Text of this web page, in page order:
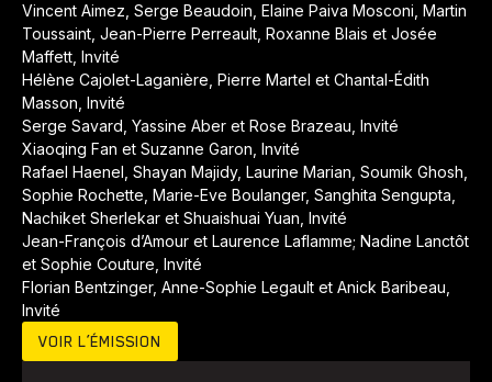
Vincent Aimez, Serge Beaudoin, Elaine Paiva Mosconi, Martin
Toussaint, Jean-Pierre Perreault, Roxanne Blais et Josée
Maffett, Invité
Hélène Cajolet-Laganière, Pierre Martel et Chantal-Édith
Masson, Invité
Serge Savard, Yassine Aber et Rose Brazeau, Invité
Xiaoqing Fan et Suzanne Garon, Invité
Rafael Haenel, Shayan Majidy, Laurine Marian, Soumik Ghosh,
Sophie Rochette, Marie-Eve Boulanger, Sanghita Sengupta,
Nachiket Sherlekar et Shuaishuai Yuan, Invité
Jean-François d’Amour et Laurence Laflamme; Nadine Lanctôt
et Sophie Couture, Invité
Florian Bentzinger, Anne-Sophie Legault et Anick Baribeau,
Invité
VOIR L’ÉMISSION